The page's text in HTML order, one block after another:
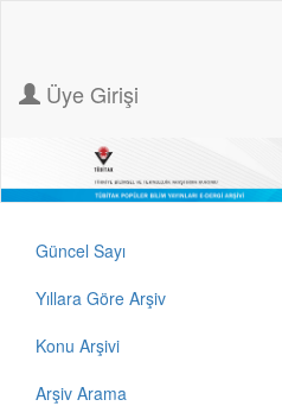
Üye Girişi
Güncel Sayı
Yıllara Göre Arşiv
Konu Arşivi
Arşiv Arama